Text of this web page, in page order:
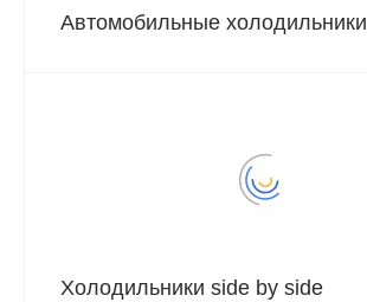
Автомобильные холодильники
Холодильники side by side